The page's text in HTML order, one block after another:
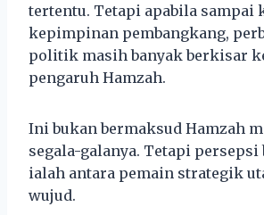
tertentu. Tetapi apabila sampai
kepimpinan pembangkang,
politik masih banyak berkisar
pengaruh Hamzah.
Ini bukan bermaksud Hamzah
segala-galanya. Tetapi persepsi
ialah antara pemain strategik
wujud.